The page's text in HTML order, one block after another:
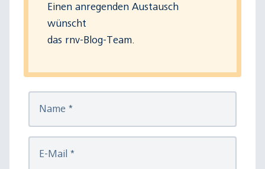
Einen anregenden Austausch
wünscht
das rnv-Blog-Team.
Name *
E-Mail *